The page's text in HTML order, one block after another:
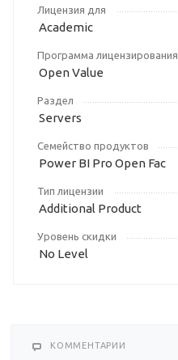
Лицензия для
Academic
Программа лицензирования
Open Value
Раздел
Servers
Семейство продуктов
Power BI Pro Open Fac
Тип лицензии
Additional Product
Уровень скидки
No Level
КОММЕНТАРИИ